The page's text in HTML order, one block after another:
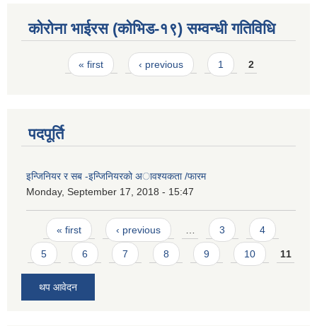
कोरोना भाईरस (कोभिड-१९) सम्वन्धी गतिविधि
Pages« first ‹ previous 1 2
पदपूर्ति
इन्जिनियर र सब -इन्जिनियरको अावश्यकता /फारम
Monday, September 17, 2018 - 15:47
Pages
« first ‹ previous … 3 4
5 6 7 8 9 10 11
थप आवेदन